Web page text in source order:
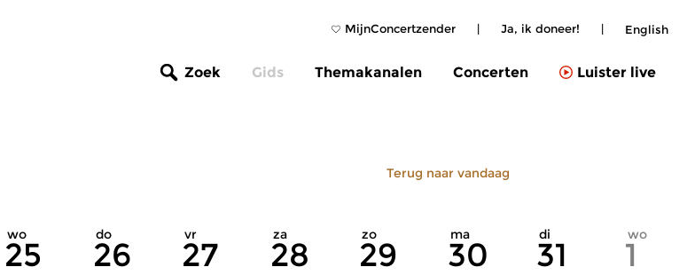
MijnConcertzender | Ja, ik doneer! | English
Zoek Gids Themakanalen Concerten Luister live
Terug naar vandaag
wo
25
do
26
vr
27
za
28
zo
29
ma
30
di
31
wo
1